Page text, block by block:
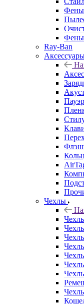
Фены
Ray-Ban
Чехлы